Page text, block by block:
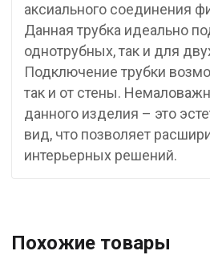
аксиального соединения
Данная трубка идеально
однотрубных, так и для
Подключение трубки
так и от стены.
данного изделия – это
вид, что позволяет
интерьерных решений.
Похожие товары